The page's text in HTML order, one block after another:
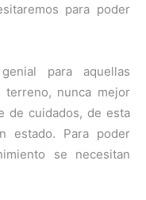
para poder
para aquellas
nunca mejor
de cuidados, de esta
estado. Para poder
se necesitan